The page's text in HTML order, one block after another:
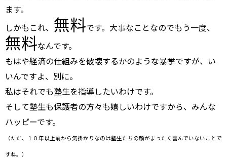
ます。
しかもこれ、 無料です。大事なことなのでもう一度、
無料なんです。
もはや経済の仕組みを破壊するかのような暴挙ですが、い
いんですよ、別に。
私はそれでも塾生を指導したいわけです。
そして塾生も保護者の方々も嬉しいわけですから、みんな
ハッピーです。
（ただ、１０年以上前から気掛かりなのは塾生たちの顔がまったく喜んでいないことで
すね。）